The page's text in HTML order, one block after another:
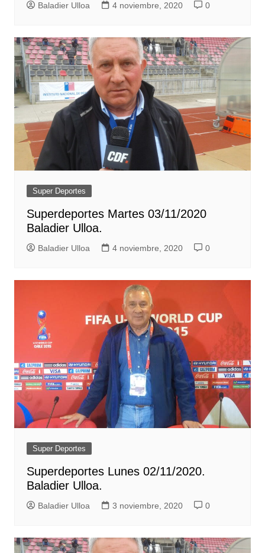
Baladier Ulloa 4 noviembre, 2020 0
Super Deportes
Superdeportes Martes 03/11/2020
Baladier Ulloa.
Baladier Ulloa 4 noviembre, 2020 0
Super Deportes
Superdeportes Lunes 02/11/2020.
Baladier Ulloa.
Baladier Ulloa 3 noviembre, 2020 0